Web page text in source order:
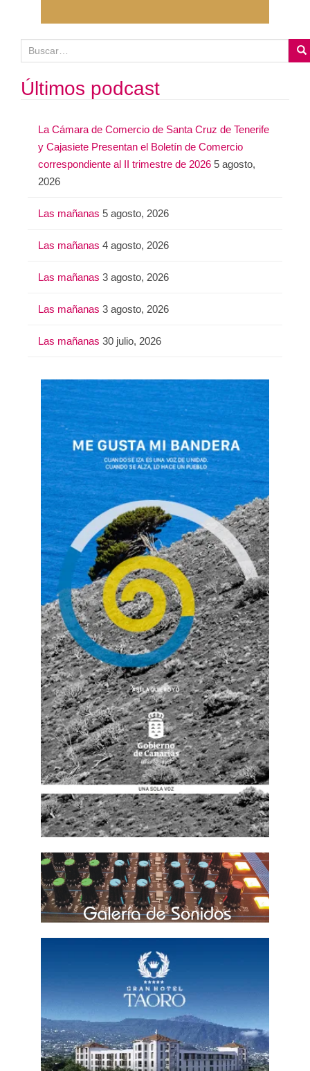
u
s
c
Últimos podcast
La Cámara de Comercio de Santa Cruz de Tenerife
y Cajasiete Presentan el Boletín de Comercio
correspondiente al II trimestre de 2026 5 agosto,
2026
Las mañanas 5 agosto, 2026
Las mañanas 4 agosto, 2026
Las mañanas 3 agosto, 2026
Las mañanas 3 agosto, 2026
Las mañanas 30 julio, 2026